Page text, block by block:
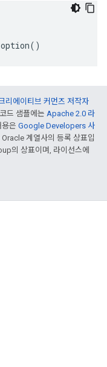
리에이티브 커먼즈 저작자
드 샘플에는 Apache 2.0 라
은 Google Developers 사
계열사의 등록 상표입
의 상표이며, 라이선스에